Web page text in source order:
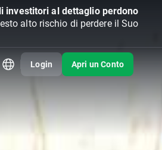
investitori al dettaglio perdono
alto rischio di perdere il Suo
Login Apri un Conto